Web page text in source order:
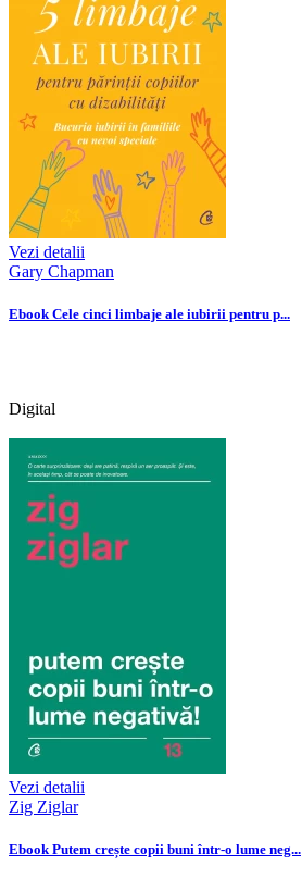
Vezi detalii
Gary Chapman
Ebook Cele cinci limbaje ale iubirii pentru p...
Digital
Vezi detalii
Zig Ziglar
Ebook Putem crește copii buni într-o lume neg...